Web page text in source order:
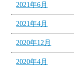
2021年6月
2021年4月
2020年12月
2020年4月